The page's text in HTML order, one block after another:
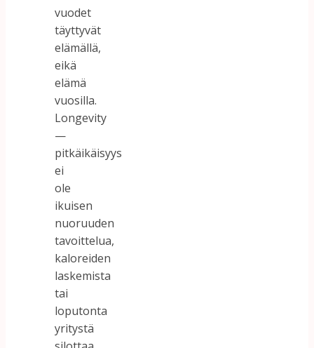
vuodet
täyttyvät
elämällä,
eikä
elämä
vuosilla.
Longevity
—
pitkäikäisyys
ei
ole
ikuisen
nuoruuden
tavoittelua,
kaloreiden
laskemista
tai
loputonta
yritystä